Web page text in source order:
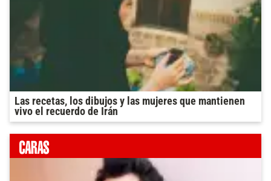
Las recetas, los dibujos y las mujeres que mantienen
vivo el recuerdo de Irán